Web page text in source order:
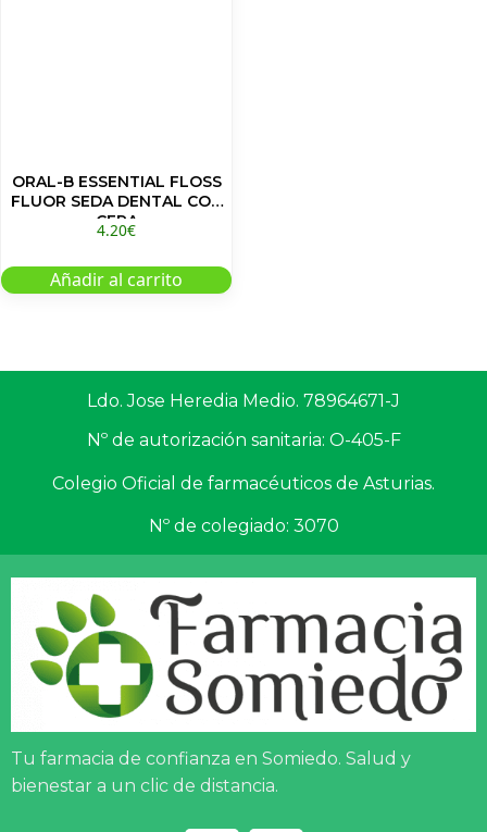
ORAL-B ESSENTIAL FLOSS
FLUOR SEDA DENTAL CON
CERA
4.20€
Añadir al carrito
Ldo. Jose Heredia Medio. 78964671-J
Nº de autorización sanitaria: O-405-F
Colegio Oficial de farmacéuticos de Asturias.
Nº de colegiado: 3070
Tu farmacia de confianza en Somiedo. Salud y
bienestar a un clic de distancia.